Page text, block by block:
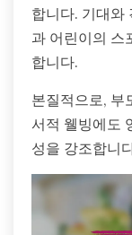
합니다. 기대와
과 어린이의 스
합니다.
본질적으로, 부
서적 웰빙에도
성을 강조합니